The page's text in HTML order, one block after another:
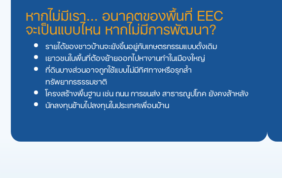
หากไม่มีเรา... อนาคตของพื้นที่ EEC
จะเป็นแบบไหน หากไม่มีการพัฒนา?
รายได้ของชาวบ้านจะยังขึ้นอยู่กับเกษตรกรรมแบบดั้งเดิม
เยาวชนในพื้นที่ต้องย้ายออกไปหางานทําในเมืองใหญ่
ที่ดินบางส่วนอาจถูกใช้แบบไม่มีทิศทางหรือรุกลํ้า
ทรัพยากรธรรมชาติ
โครงสร้างพื้นฐาน เช่น ถนน การขนส่ง สาธารณูปโภค ยังคงล้าหลัง
นักลงทุนข้ามไปลงทุนในประเทศเพื่อนบ้าน